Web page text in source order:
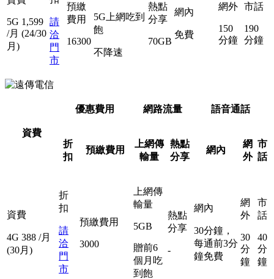
5G 1,599
/月 (24/30
月)
請
洽
門
市
預繳
費用
16300
5G上網吃到
飽
不降速
熱點
分享
70GB
網內
免費
網外
150
分鐘
市話
190
分鐘
資費
優惠費用 網路流量 語音通話
折
扣
預繳費用
上網傳
輸量
熱點
分享
網內
網
外
市
話
資費
4G 388 /月
(30月)
折
扣
請
洽
門
市
預繳費用
3000
上網傳
輸量
5GB
贈前6
個月吃
到飽
熱點
分享
-
網內
30分鐘，
每通前3分
鐘免費
網
外
30
分
鐘
市
話
40
分
鐘